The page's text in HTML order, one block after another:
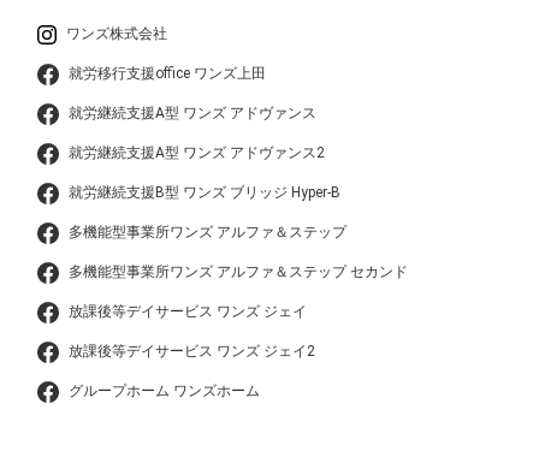
ワンズ株式会社
就労移行支援office ワンズ上田
就労継続支援A型 ワンズ アドヴァンス
就労継続支援A型 ワンズ アドヴァンス2
就労継続支援B型 ワンズ ブリッジ Hyper-B
多機能型事業所ワンズ アルファ＆ステップ
多機能型事業所ワンズ アルファ＆ステップ セカンド
放課後等デイサービス ワンズ ジェイ
放課後等デイサービス ワンズ ジェイ2
グループホーム ワンズホーム